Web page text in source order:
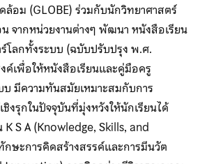
อม (GLOBE) ร่วมกับนักวิทยาศาสตร์
จากหน่วยงานต่างๆ พัฒนา หนังสือเรียน
โลกทั้งระบบ (ฉบับปรับปรุง พ.ศ.
ค์เพื่อให้หนังสือเรียนและคู่มือครู
มีความทันสมัยเหมาะสมกับการ
ชิงรุกในปัจจุบันที่มุ่งหวังให้นักเรียนได้
S A (Knowledge, Skills, and
ษะการคิดสร้างสรรค์และการมีนวัต